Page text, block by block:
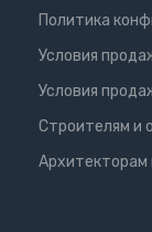
Политика
Условия
Условия
Cтроителям и
Aрхитекторам